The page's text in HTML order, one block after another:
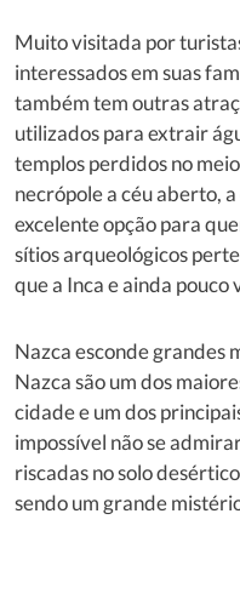
Muito visitada por
interessados em suas
também tem outras
utilizados para extrair
templos perdidos no
necrópole a céu aberto,
excelente opção para
sítios arqueológicos
que a Inca e ainda pouco
Nazca esconde grandes
Nazca são um dos
cidade e um dos
impossível não se
riscadas no solo
sendo um grande